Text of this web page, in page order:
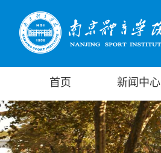
首页 新闻中心